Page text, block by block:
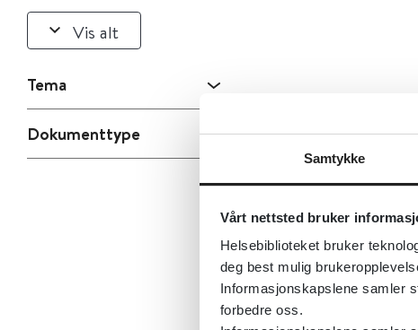
Samtykke
Vårt nettsted bruker
Helsebiblioteket bruker
deg best mulig
Informasjonskapslene samler
forbedre oss.
Vis alt
Tema
Dokumenttype